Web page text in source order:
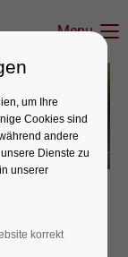
Menu
Vorwärts
um Ihre
Cookies sind
andere
Dienste zu
unserer
korrekt